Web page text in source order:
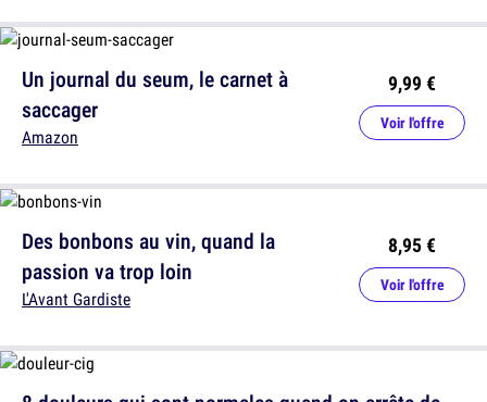
Un journal du seum, le carnet à
saccager
Amazon
9,99 €
Voir l'offre
Des bonbons au vin, quand la
passion va trop loin
L'Avant Gardiste
8,95 €
Voir l'offre